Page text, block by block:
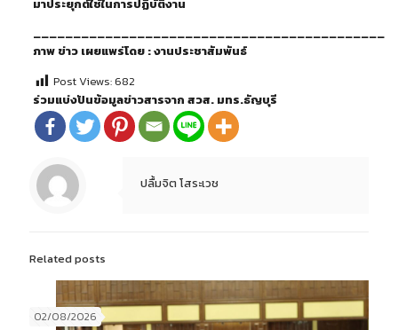
มาประยุกต์ใช้ในการปฏิบัติงาน
……………………………………………………………………………………………………………………
ภาพ ข่าว เผยแพร่โดย : งานประชาสัมพันธ์
Post Views:682
ร่วมแบ่งปันข้อมูลข่าวสารจาก สวส. มทร.ธัญบุรี
ปลื้มจิต โสระเวช
Related posts
02/08/2026